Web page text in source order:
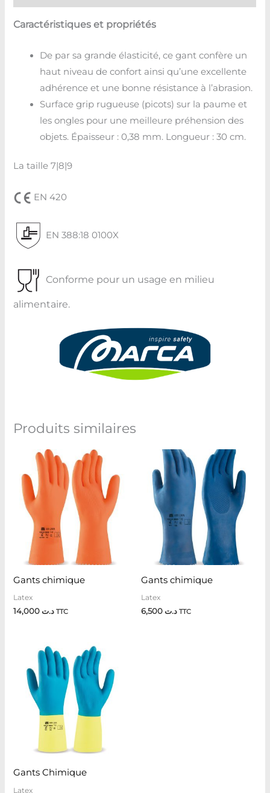
Caractéristiques et propriétés
De par sa grande élasticité, ce gant confère un
haut niveau de confort ainsi qu’une excellente
adhérence et une bonne résistance à l’abrasion.
Surface grip rugueuse (picots) sur la paume et
les ongles pour une meilleure préhension des
objets. Épaisseur : 0,38 mm. Longueur : 30 cm.
La taille 7|8|9
EN 420
EN 388:18 0100X
Conforme pour un usage en milieu
alimentaire.
Produits similaires
Gants chimique
Latex
د.ت14,000 TTC
Gants chimique
Latex
د.ت TTC
Gants Chimique
Latex